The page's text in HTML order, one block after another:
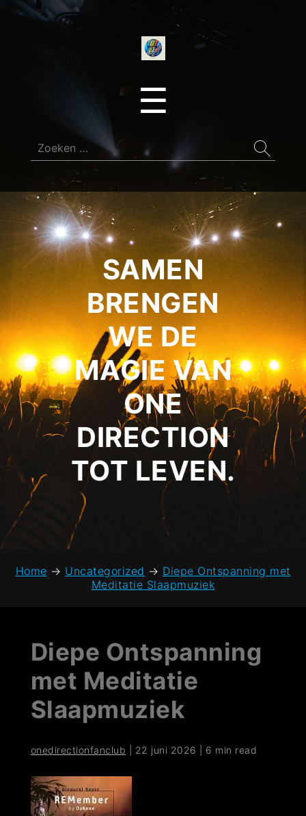
☰
Zoeken
naar:
SAMEN
BRENGEN
WE DE
MAGIE VAN
ONE
DIRECTION
TOT LEVEN.
Home → Uncategorized → Diepe Ontspanning met
Meditatie Slaapmuziek
Diepe Ontspanning
met Meditatie
Slaapmuziek
onedirectionfanclub 22 juni 2026 6 min read